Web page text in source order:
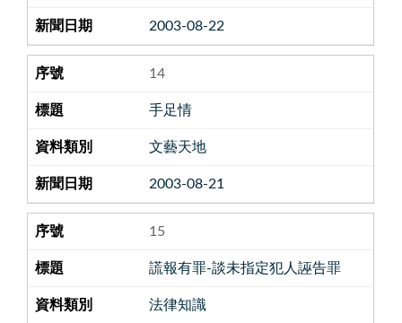
2003-08-22
14
手足情
文藝天地
2003-08-21
15
謊報有罪-談未指定犯人誣告罪
法律知識